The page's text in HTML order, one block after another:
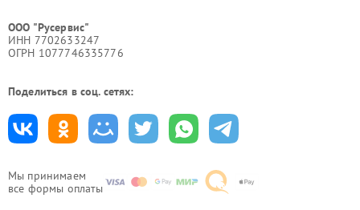
Мы принимаем
все формы оплаты
ООО "Русервис"
ИНН 7702633247
ОГРН 1077746335776
Поделиться в соц. сетях: